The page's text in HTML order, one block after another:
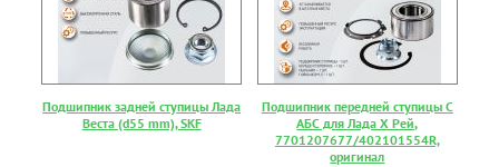
Подшипник задней ступицы Лада
Веста (d55 mm), SKF
Подшипник передней ступицы С
АБС для Лада Х Рей,
7701207677/402101554R,
оригинал